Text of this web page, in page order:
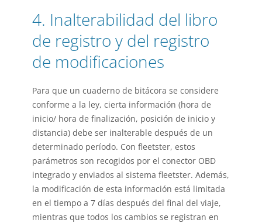
4. Inalterabilidad del libro
de registro y del registro
de modificaciones
Para que un cuaderno de bitácora se considere
conforme a la ley, cierta información (hora de
inicio/ hora de finalización, posición de inicio y
distancia) debe ser inalterable después de un
determinado período. Con fleetster, estos
parámetros son recogidos por el conector OBD
integrado y enviados al sistema fleetster. Además,
la modificación de esta información está limitada
en el tiempo a 7 días después del final del viaje,
mientras que todos los cambios se registran en